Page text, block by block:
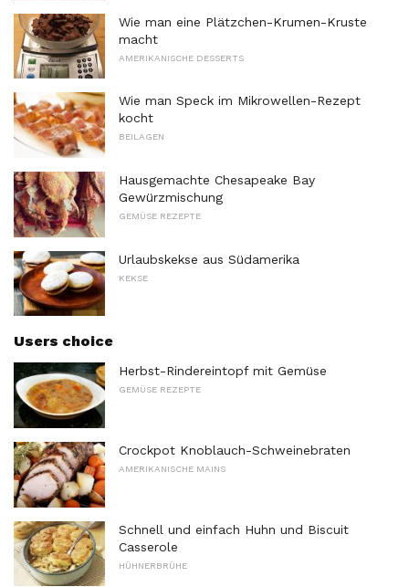
Wie man eine Plätzchen-Krumen-Kruste
macht
AMERIKANISCHE DESSERTS
Wie man Speck im Mikrowellen-Rezept
kocht
BEILAGEN
Hausgemachte Chesapeake Bay
Gewürzmischung
GEMÜSE REZEPTE
Urlaubskekse aus Südamerika
KEKSE
Users choice
Herbst-Rindereintopf mit Gemüse
GEMÜSE REZEPTE
Crockpot Knoblauch-Schweinebraten
AMERIKANISCHE MAINS
Schnell und einfach Huhn und Biscuit
Casserole
HÜHNERBRÜHE